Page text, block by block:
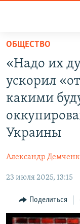
Вернуться
основному
содержанию
Вернутся
главной
навигации
Вернутся
СПЕЦПРОЕКТЫ
ЕЩЕ
ТЕЛЕПРОЕКТ
СОВЕТЫ
ПРОПАВШИЕ БЕЗ
КАК ОБОЙТИ
ОБЩЕСТВО
«Надо их
ускорил
какими
Украины
Александр
23 июля 2025, 13:15
Поделиться